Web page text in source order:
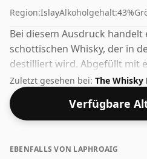
Region:IslayAlkoholgehalt:43%
Bei diesem Ausdruck handelt
schottischen Whisky, der in
destilliert wird. Abgefüllt mit
von 43 %, der perfekten
und das Mundgefühl der
Zuletzt gesehen bei: The Whisky
Verfügbare
EBENFALLS VON LAPHROAIG